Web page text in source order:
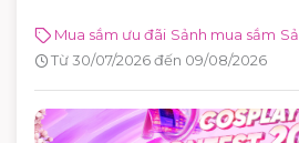
Mua sắm ưu đãi Sảnh mua sắm
Từ 30/07/2026 đến 09/08/2026